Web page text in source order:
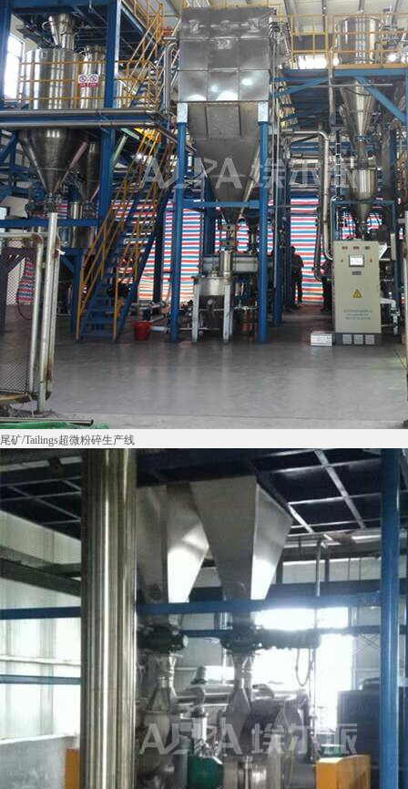
尾矿/Tailings超微粉碎生产线